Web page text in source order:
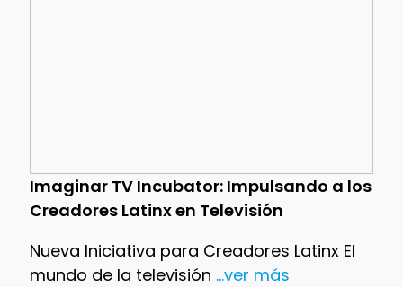
Imaginar TV Incubator: Impulsando a los
Creadores Latinx en Televisión
Nueva Iniciativa para Creadores Latinx El
mundo de la televisión ...ver más